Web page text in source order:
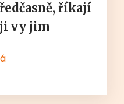
říkají
vy jim